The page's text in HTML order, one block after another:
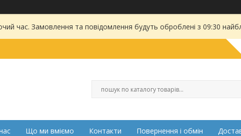
час. Замовлення та повідомлення будуть оброблені з 09:30
Що ми вміємо Контакти Повернення і обмін